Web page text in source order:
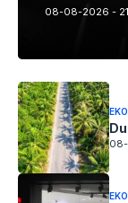
08-08-2026 -